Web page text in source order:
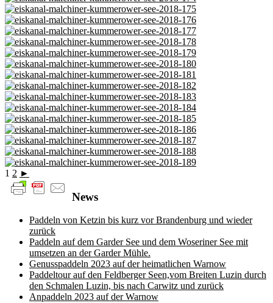
1 2 ►
News
Paddeln von Ketzin bis kurz vor Brandenburg und wieder
zurück
Paddeln auf dem Garder See und dem Woseriner See mit
umsetzen an der Garder Mühle.
Genusspaddeln 2023 auf der heimatlichen Warnow
Paddeltour auf den Feldberger Seen,vom Breiten Luzin durch
den Schmalen Luzin, bis nach Carwitz und zurück
Anpaddeln 2023 auf der Warnow